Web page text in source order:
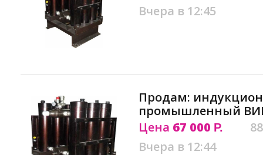
Вчера в 12:45
Продам:
промышленный
Цена 67 000 Р.
Вчера в 12:44